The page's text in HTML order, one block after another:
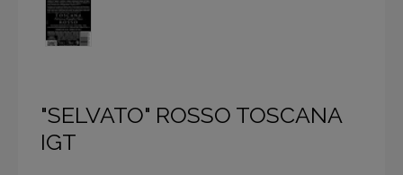
"SELVATO" ROSSO TOSCANA
IGT